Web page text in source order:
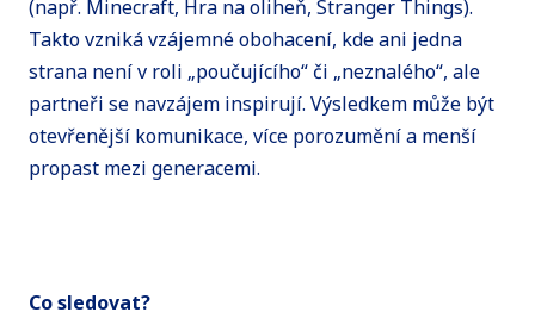
(např. Minecraft, Hra na oliheň, Stranger Things).
Takto vzniká vzájemné obohacení, kde ani jedna
strana není v roli „poučujícího“ či „neznalého“, ale
partneři se navzájem inspirují. Výsledkem může být
otevřenější komunikace, více porozumění a menší
propast mezi generacemi.
Co sledovat?